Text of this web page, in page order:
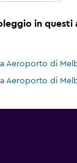
in
Aeroporto di
Aeroporto di